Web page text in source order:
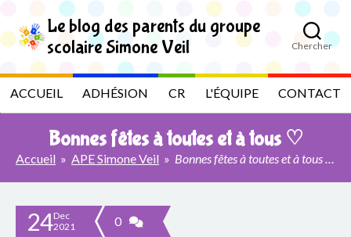
i
p
o
h
t
L
e
l
Le blog des parents du groupe
scolaire Simone Veil
Chercher
ACCUEIL ADHÉSION CR L'ÉQUIPE CONTACT
Bonnes fêtes à toutes et à tous ♡
Accueil » APE Simone Veil » Bonnes fêtes à toutes et à tous ♡
24Dec
2021
0